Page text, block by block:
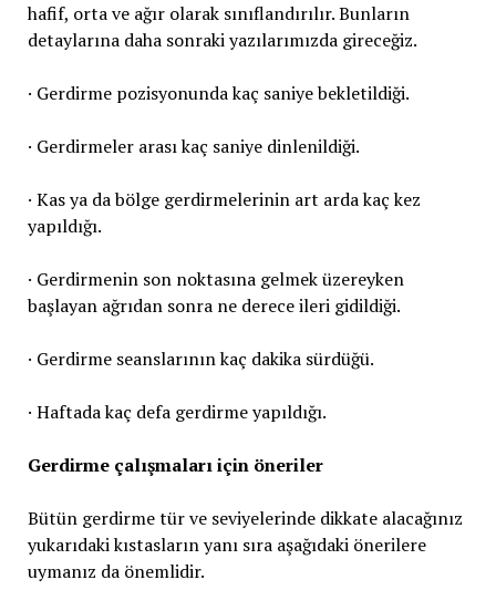
hafif, orta ve ağır olarak sınıflandırılır. Bunların
detaylarına daha sonraki yazılarımızda gireceğiz.
· Gerdirme pozisyonunda kaç saniye bekletildiği.
· Gerdirmeler arası kaç saniye dinlenildiği.
· Kas ya da bölge gerdirmelerinin art arda kaç kez
yapıldığı.
· Gerdirmenin son noktasına gelmek üzereyken
başlayan ağrıdan sonra ne derece ileri gidildiği.
· Gerdirme seanslarının kaç dakika sürdüğü.
· Haftada kaç defa gerdirme yapıldığı.
Gerdirme çalışmaları için öneriler
Bütün gerdirme tür ve seviyelerinde dikkate alacağınız
yukarıdaki kıstasların yanı sıra aşağıdaki önerilere
uymanız da önemlidir.